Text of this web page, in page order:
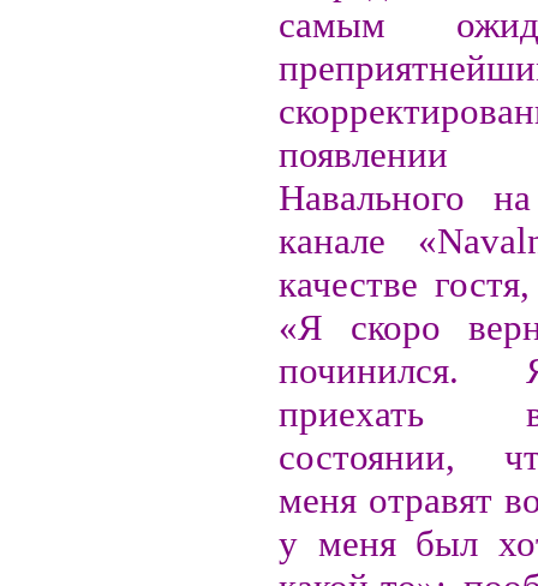
самым
Навального
канале
качестве
«Я скоро
приехать
состоянии,
меня отравят
у меня был